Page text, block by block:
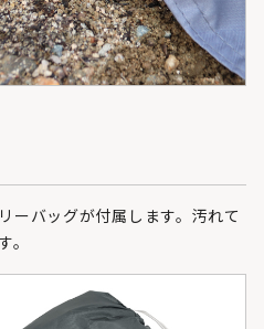
ーバッグが付属します。汚れて
。